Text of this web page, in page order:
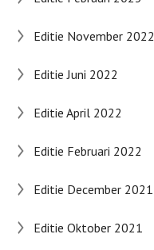
Editie November 2022
Editie Juni 2022
Editie April 2022
Editie Februari 2022
Editie December 2021
Editie Oktober 2021